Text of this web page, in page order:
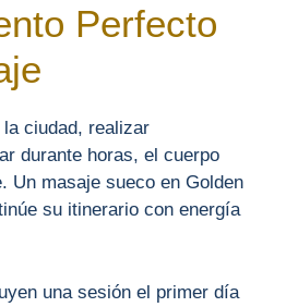
Perfecto
ciudad, realizar
durante horas, el cuerpo
Un masaje sueco en Golden
su itinerario con energía
una sesión el primer día